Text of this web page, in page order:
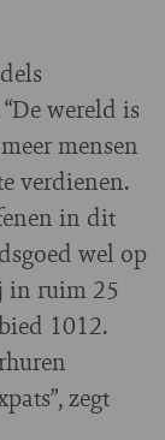
wereld is
mensen
verdienen.
in dit
wel op
in ruim 25
1012.
zegt